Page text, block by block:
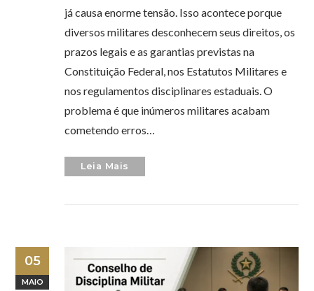
já causa enorme tensão. Isso acontece porque
diversos militares desconhecem seus direitos, os
prazos legais e as garantias previstas na
Constituição Federal, nos Estatutos Militares e
nos regulamentos disciplinares estaduais. O
problema é que inúmeros militares acabam
cometendo erros…
Leia Mais
05
MAIO